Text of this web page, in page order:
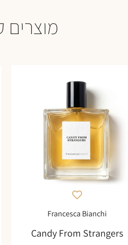
מוצרים
Francesca Bianchi
Candy From Strangers